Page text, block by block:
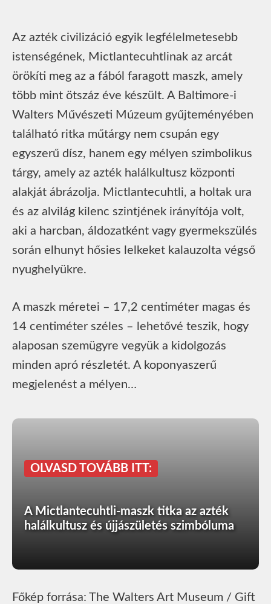
Az azték civilizáció egyik legfélelmetesebb
istenségének, Mictlantecuhtlinak az arcát
örökíti meg az a fából faragott maszk, amely
több mint ötszáz éve készült. A Baltimore-i
Walters Művészeti Múzeum gyűjteményében
található ritka műtárgy nem csupán egy
egyszerű dísz, hanem egy mélyen szimbolikus
tárgy, amely az azték halálkultusz központi
alakját ábrázolja. Mictlantecuhtli, a holtak ura
és az alvilág kilenc szintjének irányítója volt,
aki a harcban, áldozatként vagy gyermekszülés
során elhunyt hősies lelkeket kalauzolta végső
nyughelyükre.
A maszk méretei – 17,2 centiméter magas és
14 centiméter széles – lehetővé teszik, hogy
alaposan szemügyre vegyük a kidolgozás
minden apró részletét. A koponyaszerű
megjelenést a mélyen…
OLVASD TOVÁBB ITT:
A Mictlantecuhtli-maszk titka az azték
halálkultusz és újjászületés szimbóluma
Főkép forrása: The Walters Art Museum / Gift